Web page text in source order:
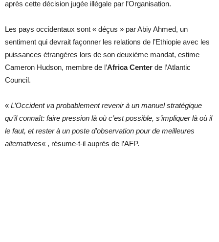
après cette décision jugée illégale par l’Organisation.
Les pays occidentaux sont « déçus » par Abiy Ahmed, un
sentiment qui devrait façonner les relations de l’Ethiopie avec les
puissances étrangères lors de son deuxième mandat, estime
Cameron Hudson, membre de l’Africa Center de l’Atlantic
Council.
« L’Occident va probablement revenir à un manuel stratégique
qu’il connaît: faire pression là où c’est possible, s’impliquer là où il
le faut, et rester à un poste d’observation pour de meilleures
alternatives« , résume-t-il auprès de l’AFP.